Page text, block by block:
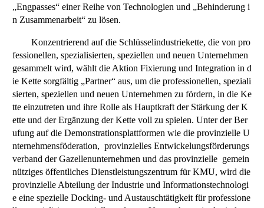
„Engpasses“ einer Reihe von Technologien und „Behinderung i
n Zusammenarbeit“ zu lösen.
Konzentrierend auf die Schlüsselindustriekette, die von pro
fessionellen, spezialisierten, speziellen und neuen Unternehmen
gesammelt wird, wählt die Aktion Fixierung und Integration in d
ie Kette sorgfältig „Partner“ aus, um die professionellen, speziali
sierten, speziellen und neuen Unternehmen zu fördern, in die Ke
tte einzutreten und ihre Rolle als Hauptkraft der Stärkung der K
ette und der Ergänzung der Kette voll zu spielen. Unter der Ber
ufung auf die Demonstrationsplattformen wie die provinzielle U
nternehmensföderation, provinzielles Entwickelungsförderungs
verband der Gazellenunternehmen und das provinzielle gemein
nütziges öffentliches Dienstleistungszentrum für KMU, wird die
provinzielle Abteilung der Industrie und Informationstechnologi
e eine spezielle Docking- und Austauschtätigkeit für professione